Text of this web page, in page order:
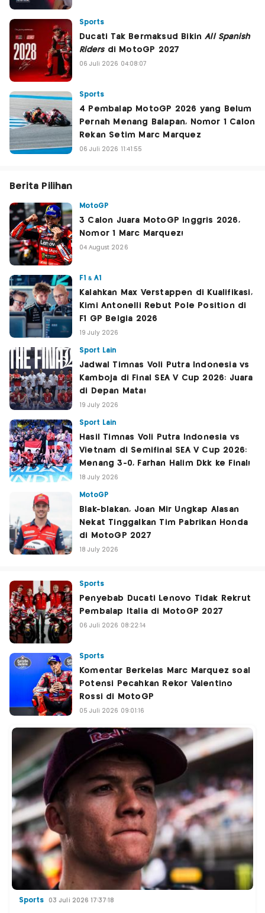
Sports
Ducati Tak Bermaksud BikinAll Spanish
Ridersdi MotoGP 2027
06 Juli 2026 04:08:07
Sports
4 Pembalap MotoGP 2026 yang Belum
Pernah Menang Balapan, Nomor 1 Calon
Rekan Setim Marc Marquez
06 Juli 2026 11:41:55
Berita Pilihan
MotoGP
3 Calon Juara MotoGP Inggris 2026,
Nomor 1 Marc Marquez!
04 August 2026
F1 & A1
Kalahkan Max Verstappen di Kualifikasi,
Kimi Antonelli Rebut Pole Position di
F1 GP Belgia 2026
19 July 2026
Sport Lain
Jadwal Timnas Voli Putra Indonesia vs
Kamboja di Final SEA V Cup 2026: Juara
di Depan Mata!
19 July 2026
Sport Lain
Hasil Timnas Voli Putra Indonesia vs
Vietnam di Semifinal SEA V Cup 2026:
Menang 3-0, Farhan Halim Dkk ke Final!
18 July 2026
MotoGP
Blak-blakan, Joan Mir Ungkap Alasan
Nekat Tinggalkan Tim Pabrikan Honda
di MotoGP 2027
18 July 2026
Sports
Penyebab Ducati Lenovo Tidak Rekrut
Pembalap Italia di MotoGP 2027
06 Juli 2026 08:22:14
Sports
Komentar Berkelas Marc Marquez soal
Potensi Pecahkan Rekor Valentino
Rossi di MotoGP
05 Juli 2026 09:01:16
Sports 03 Juli 2026 17:37:18